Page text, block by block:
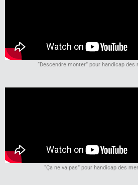
“Descendre monter” pour handicap
“Ça ne va pas” pour handicap des